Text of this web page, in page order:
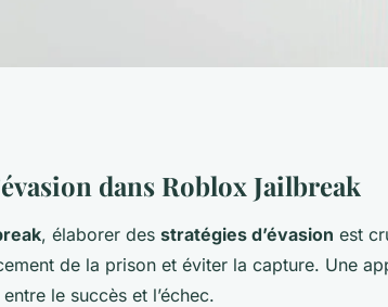
s'évader de la
dans Roblox Jailbreak
, élaborer des stratégies d’évasion est
de la prison et éviter la capture. Une
le succès et l’échec.